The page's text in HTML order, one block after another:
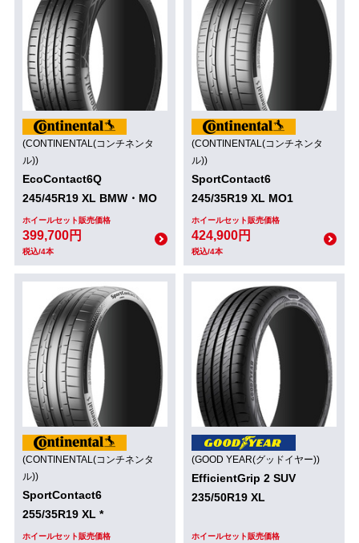
(CONTINENTAL(コンチネンタ
ル))
EcoContact6Q
245/45R19 XL BMW・MO
ホイールセット販売価格
399,700円
税込/4本
(CONTINENTAL(コンチネンタ
ル))
SportContact6
245/35R19 XL MO1
ホイールセット販売価格
424,900円
税込/4本
(CONTINENTAL(コンチネンタ
ル))
SportContact6
255/35R19 XL *
ホイールセット販売価格
(GOOD YEAR(グッドイヤー))
EfficientGrip 2 SUV
235/50R19 XL
ホイールセット販売価格